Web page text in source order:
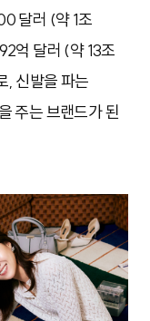
달러 (약 1조
억 달러 (약 13조
, 신발을 파는
주는 브랜드가 된